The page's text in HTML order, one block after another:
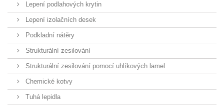
Lepení podlahových krytin
Lepení izolačních desek
Podkladní nátěry
Strukturální zesilování
Strukturální zesilování pomocí uhlíkových lamel
Chemické kotvy
Tuhá lepidla